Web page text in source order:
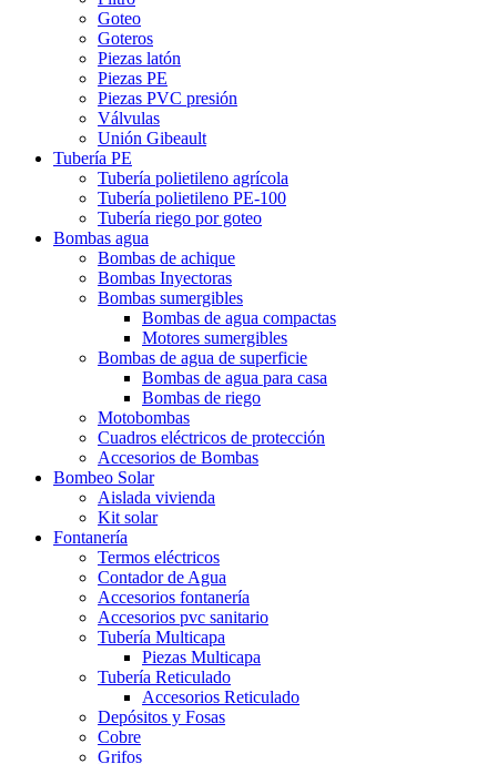
Goteo
Goteros
Piezas latón
Piezas PE
Piezas PVC presión
Válvulas
Unión Gibeault
Tubería PE
Tubería polietileno agrícola
Tubería polietileno PE-100
Tubería riego por goteo
Bombas agua
Bombas de achique
Bombas Inyectoras
Bombas sumergibles
Bombas de agua compactas
Motores sumergibles
Bombas de agua de superficie
Bombas de agua para casa
Bombas de riego
Motobombas
Cuadros eléctricos de protección
Accesorios de Bombas
Bombeo Solar
Aislada vivienda
Kit solar
Fontanería
Termos eléctricos
Contador de Agua
Accesorios fontanería
Accesorios pvc sanitario
Tubería Multicapa
Piezas Multicapa
Tubería Reticulado
Accesorios Reticulado
Depósitos y Fosas
Cobre
Grifos